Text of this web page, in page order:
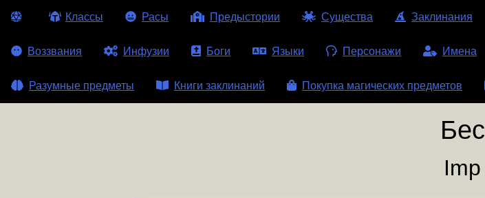
Классы Расы Предыстории Существа Заклинания
Воззвания Инфузии Боги Языки Персонажи Имена
Разумные предметы Книги заклинаний Покупка магических предметов
Бес
Imp